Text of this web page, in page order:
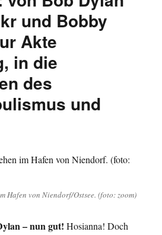
und Bobby
Akte
in die
des
und
Hafen von Niendorf/Ostsee. (foto: zoom)
– nun gut! Hosianna! Doch